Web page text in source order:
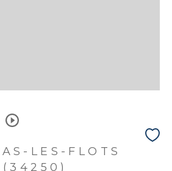
LES-FLOTS
(34250)